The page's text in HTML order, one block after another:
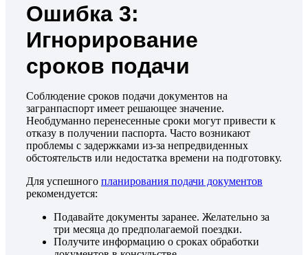
Ошибка 3:
Игнорирование
сроков подачи
Соблюдение сроков подачи документов на
загранпаспорт имеет решающее значение.
Необдуманно перенесенные сроки могут привести к
отказу в получении паспорта. Часто возникают
проблемы с задержками из-за непредвиденных
обстоятельств или недостатка времени на подготовку.
Для успешного планирования подачи документов
рекомендуется:
Подавайте документы заранее. Желательно за
три месяца до предполагаемой поездки.
Получите информацию о сроках обработки